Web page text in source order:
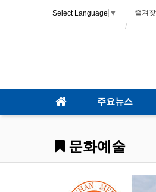
Select Language ▼ 즐겨찾
주요뉴스
문화예술